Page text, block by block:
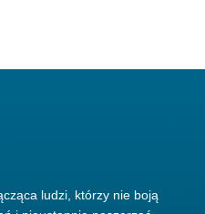
ludzi, którzy nie boją